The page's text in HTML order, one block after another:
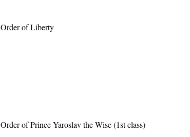
Order of Liberty
Order of Prince Yaroslav the Wise (1st class)